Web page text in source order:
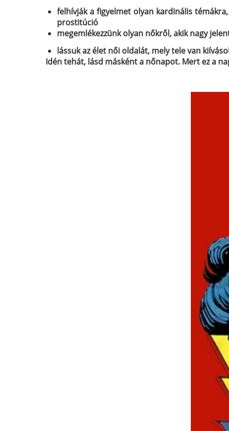
felhívják a figyelmet olyan kardinális
prostitúció
megemlékezzünk olyan nőkről, akik nagy
lássuk az élet női oldalát, mely tele van
Idén tehát, lásd másként a nőnapot. Mert ez a